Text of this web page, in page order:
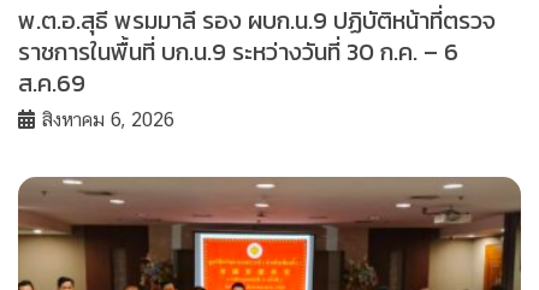
พ.ต.อ.สุธี พรมมาลี รอง ผบก.น.9 ปฏิบัติหน้าที่ตรวจ
ราชการในพื้นที่ บก.น.9 ระหว่างวันที่ 30 ก.ค. – 6
ส.ค.69
สิงหาคม 6, 2026